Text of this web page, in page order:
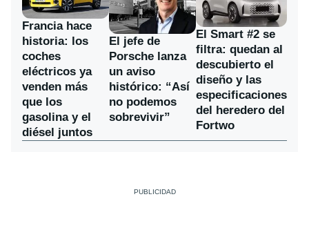
Francia hace
historia: los
coches
eléctricos ya
venden más
que los
gasolina y el
diésel juntos
El jefe de
Porsche lanza
un aviso
histórico: “Así
no podemos
sobrevivir”
El Smart #2 se
filtra: quedan al
descubierto el
diseño y las
especificaciones
del heredero del
Fortwo